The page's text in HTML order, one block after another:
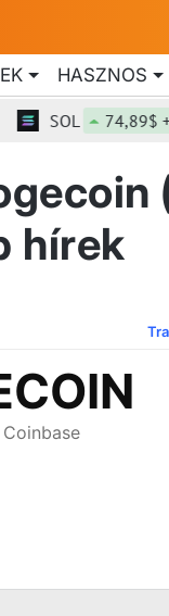
HASZNOS
SOL 74,89$ +1,97%
hírek